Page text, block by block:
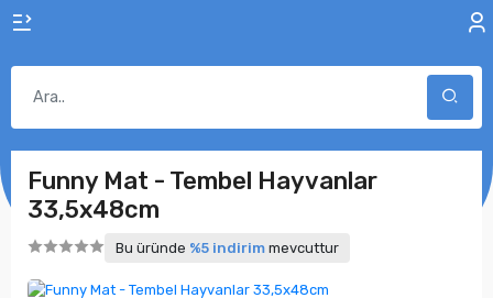
Funny Mat - Tembel Hayvanlar
33,5x48cm
Bu üründe %5 indirim mevcuttur